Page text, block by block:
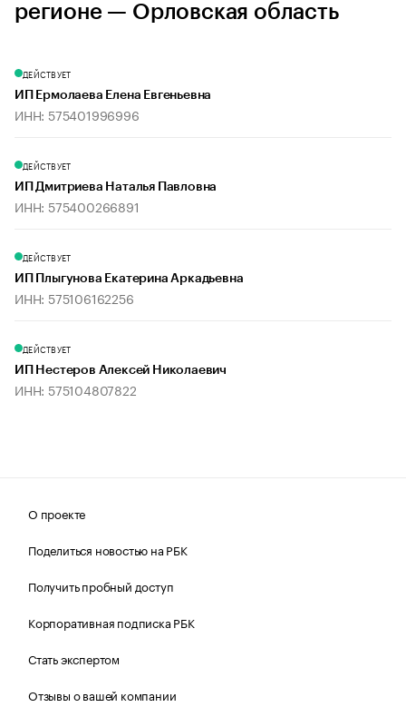
регионе — Орловская область
ДЕЙСТВУЕТ
ИП Ермолаева Елена Евгеньевна
ИНН: 575401996996
ДЕЙСТВУЕТ
ИП Дмитриева Наталья Павловна
ИНН: 575400266891
ДЕЙСТВУЕТ
ИП Плыгунова Екатерина Аркадьевна
ИНН: 575106162256
ДЕЙСТВУЕТ
ИП Нестеров Алексей Николаевич
ИНН: 575104807822
О проекте
Поделиться новостью на РБК
Получить пробный доступ
Корпоративная подписка РБК
Стать экспертом
Отзывы о вашей компании